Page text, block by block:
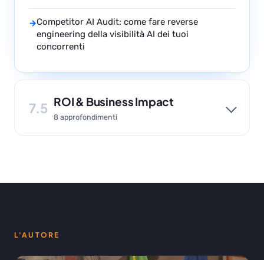
→Competitor AI Audit: come fare reverse
engineering della visibilità AI dei tuoi
concorrenti
7.5 ROI & Business Impact
8 approfondimenti
L'AUTORE